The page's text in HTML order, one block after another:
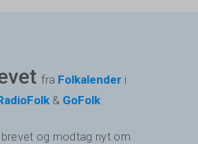
fra Folkalender i
& GoFolk
og modtag nyt om